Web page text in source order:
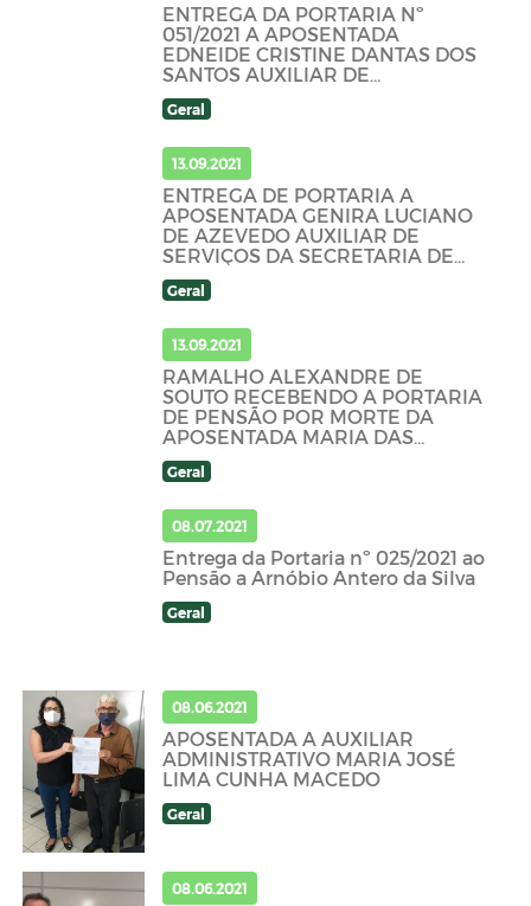
ENTREGA DA PORTARIA Nº
051/2021 A APOSENTADA
EDNEIDE CRISTINE DANTAS DOS
SANTOS AUXILIAR DE
ENFERMAGEM
Geral
13.09.2021
ENTREGA DE PORTARIA A
APOSENTADA GENIRA LUCIANO
DE AZEVEDO AUXILIAR DE
SERVIÇOS DA SECRETARIA DE
SAÚDE
Geral
13.09.2021
RAMALHO ALEXANDRE DE
SOUTO RECEBENDO A PORTARIA
DE PENSÃO POR MORTE DA
APOSENTADA MARIA DAS
GRAÇAS DE MACEDO SOUTO
Geral
08.07.2021
Entrega da Portaria nº 025/2021 ao
Pensão a Arnóbio Antero da Silva
Geral
08.06.2021
APOSENTADA A AUXILIAR
ADMINISTRATIVO MARIA JOSÉ
LIMA CUNHA MACEDO
Geral
08.06.2021